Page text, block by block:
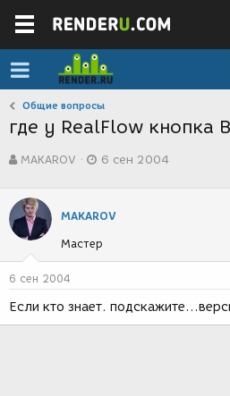
Общие вопросы
где у RealFlow кнопка
в
о
р
е
м
ы
MAKAROV
а
с
з
д
и
я
6 сен 2004
MAKAROV
Мастер
6 сен 2004
Если кто знает.